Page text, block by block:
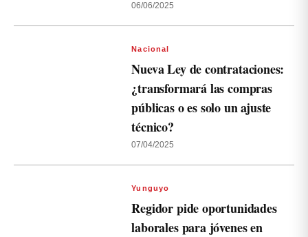
06/06/2025
Nacional
Nueva Ley de contrataciones:
¿transformará las compras
públicas o es solo un ajuste
técnico?
07/04/2025
Yunguyo
Regidor pide oportunidades
laborales para jóvenes en